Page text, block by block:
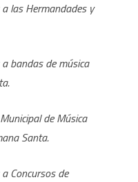
las Hermandades y
bandas de música
de Música
Santa.
Concursos de